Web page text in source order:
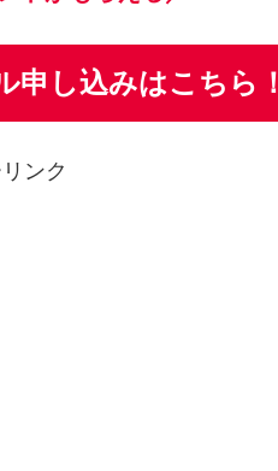
申し込みはこちら！
ンク